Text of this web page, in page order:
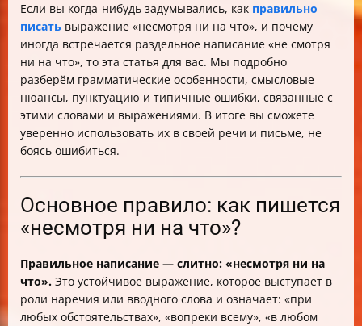
Лучшие примеры правильного употребления
Советы для уверенного написания
Итог
Если вы когда-нибудь задумывались, как правильно
писать выражение «несмотря ни на что», и почему
иногда встречается раздельное написание «не смотря
ни на что», то эта статья для вас. Мы подробно
разберём грамматические особенности, смысловые
нюансы, пунктуацию и типичные ошибки, связанные с
этими словами и выражениями. В итоге вы сможете
уверенно использовать их в своей речи и письме, не
боясь ошибиться.
Основное правило: как пишется
«несмотря ни на что»?
Правильное написание — слитно: «несмотря ни на
что». Это устойчивое выражение, которое выступает в
роли наречия или вводного слова и означает: «при
любых обстоятельствах», «вопреки всему», «в любом